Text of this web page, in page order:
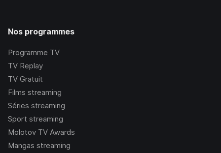
Nos programmes
Programme TV
TV Replay
TV Gratuit
Films streaming
Séries streaming
Sport streaming
Molotov TV Awards
Mangas streaming